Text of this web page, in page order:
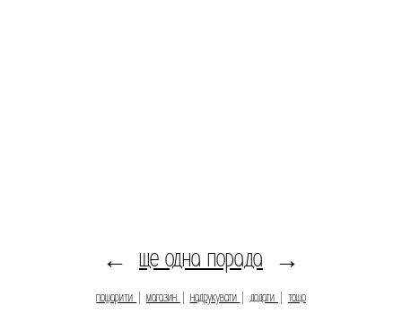
← ще одна порада →
пошарити магазин надрукувати додати тощо